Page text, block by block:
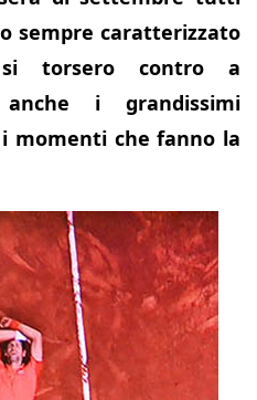
sempre caratterizzato
torsero contro a
i grandissimi
momenti che fanno la